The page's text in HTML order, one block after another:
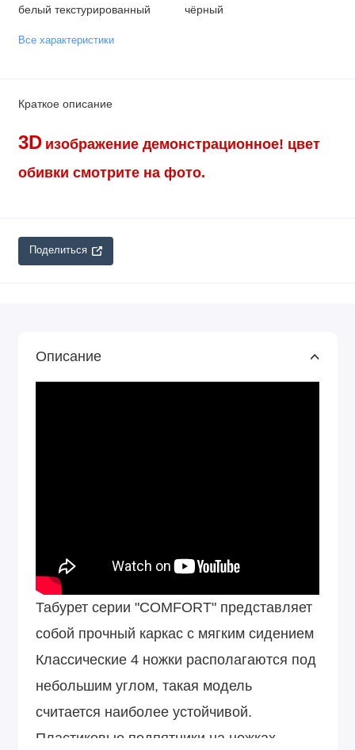
белый текстурированный чёрный
Все характеристики
Краткое описание
3D изображение демонстрационное! цвет
обивки смотрите на фото.
Поделиться
Описание
Табурет серии "COMFORT" представляет
собой прочный каркас с мягким сидением
Классические 4 ножки располагаются под
небольшим углом, такая модель
считается наиболее устойчивой.
Пластиковые подпятники на ножках